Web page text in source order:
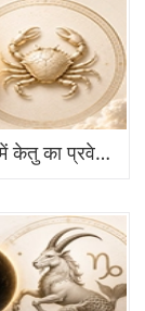
केतु का कर्क राशि में गोचर 2026: कर्क राशि में केतु का प्रवेश से किन राशियों को होगा बड़ा लाभ?